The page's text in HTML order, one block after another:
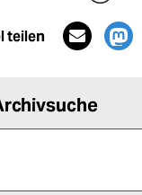
teilen